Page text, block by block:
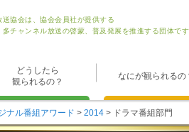
送協会は、協会会員社が提供する
多チャンネル放送の啓蒙、普及発展を推進する団体です
どうしたら
観られるの？
なにが観られるの
ナル番組アワード > 2014 > ドラマ番組部門